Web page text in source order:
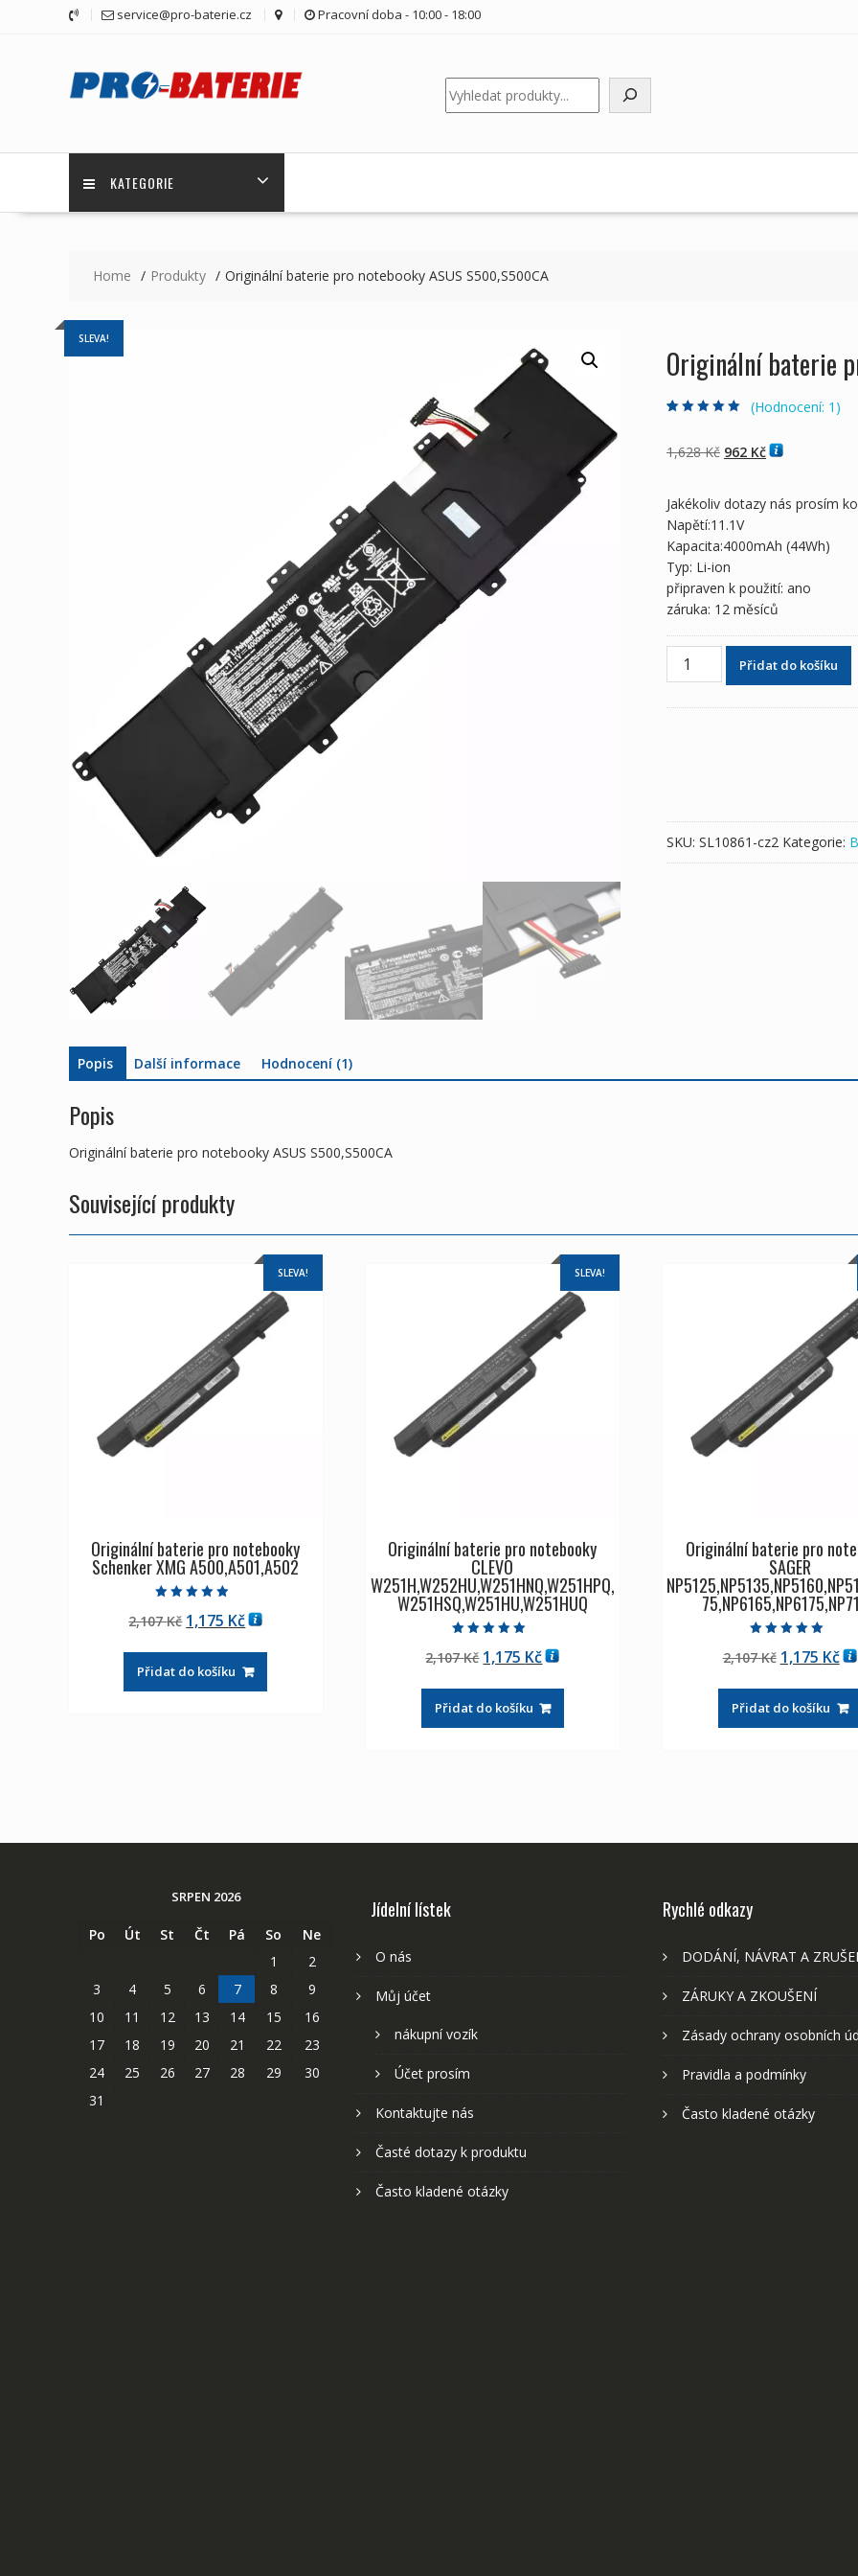
service@pro-baterie.cz Pracovní doba - 10:00 - 18:00
Hledat
KATEGORIE
Home Produkty Originální baterie pro notebooky ASUS S500,S500CA
SLEVA!
Originální baterie
hodnocení
zákazníka
(Hodnocení: 1 )
1,628Kč Původní
1,628 Kč
962 KčAktuální
962 Kč
Jakékoliv dotazy nás prosím
Napětí:11.1V
Kapacita:4000mAh (44Wh)
Typ: Li-ion
připraven k použití: ano
záruka: 12 měsíců
Originální
baterie
Přidat do košíku
SKU: SL10861-cz2 Kategorie:
Popis Další informace Hodnocení (1)
Popis
Originální baterie pro notebooky ASUS S500,S500CA
Související produkty
SLEVA!
Originální baterie pro notebooky
Schenker XMG A500,A501,A502
4.50
z 5
2,107Kč Původní
byla:
2,107 Kč
1,175 KčAktuální
je:
1,175 Kč
Přidat do košíku
SLEVA!
Originální baterie pro notebooky
CLEVO
W251H,W252HU,W251HNQ,W251HPQ,
W251HSQ,W251HU,W251HUQ
5.00
z 5
2,107Kč Původní
byla:
2,107 Kč
1,175 KčAktuální
je:
1,175 Kč
Přidat do košíku
Originální baterie pro
SAGER
5.00
z 5
2,107Kč Původní
byla:
2,107 Kč
1,175 Kč
je:
Přidat do košíku
SRPEN 2026
Po Út St Čt Pá So
Ne
1
2
3
4 5 6 7 8
9
10
11 12 13 14 15
16
17
18 19 20 21 22
23
24
25 26 27 28 29
30
31
Jídelní lístek
O nás
Můj účet
nákupní vozík
Účet prosím
Kontaktujte nás
Časté dotazy k produktu
Často kladené otázky
Rychlé odkazy
DODÁNÍ, NÁVRAT A
ZÁRUKY A ZKOUŠENÍ
Zásady ochrany osobních
Pravidla a podmínky
Často kladené otázky